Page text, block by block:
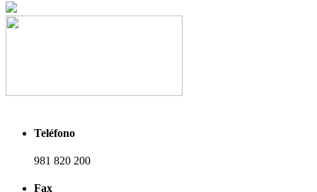
Teléfono
981 820 200
Fax